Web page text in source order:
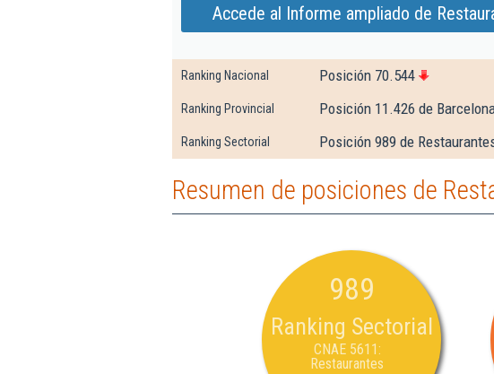
Accede al Informe ampliado de
Ranking Nacional Posición 70.544
Ranking Provincial Posición 11.426 de
Ranking Sectorial Posición 989 de
Resumen de posiciones de
989
Ranking Sectorial
CNAE 5611:
Restaurantes